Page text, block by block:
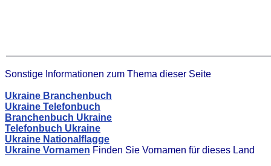
Sonstige Informationen zum Thema dieser Seite
Ukraine Branchenbuch
Ukraine Telefonbuch
Branchenbuch Ukraine
Telefonbuch Ukraine
Ukraine Nationalflagge
Ukraine Vornamen Finden Sie Vornamen für dieses Land